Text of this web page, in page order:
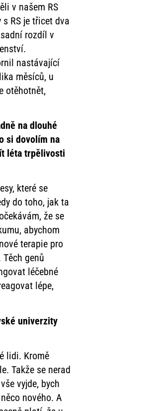
v našem RS
RS je třicet dva
rozdíl v
nastávající
měsíců, u
otěhotnět,
na dlouhé
si dovolím na
léta trpělivosti
které se
do toho, jak ta
že se
abychom
terapie pro
genů
léčebné
lépe,
univerzity
lidi. Kromě
Takže se nerad
vyjde, bych
nového. A